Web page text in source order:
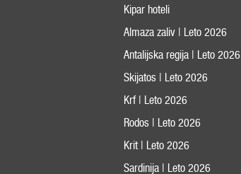
Kipar hoteli
Almaza zaliv | Leto 2026
Antalijska regija | Leto 2026
Skijatos | Leto 2026
Krf | Leto 2026
Rodos | Leto 2026
Krit | Leto 2026
Sardinija | Leto 2026